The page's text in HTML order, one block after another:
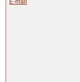
E-mail